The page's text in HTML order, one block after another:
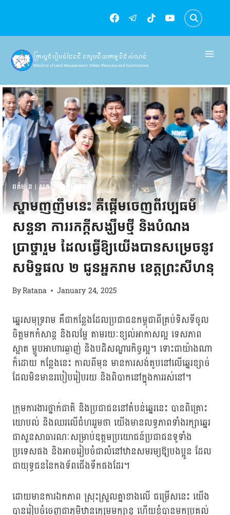
content
ក្រសួងរៀបចំដែនដី នគរូបនីយកម្ម និងសំណង់
Ministry of Land Management, Urban Planning and Construction
ពត៌មាន|សកម្មភាពថ្នាក់ដឹកនាំ
ស្នាមញញឹមនេះ គឺផ្តើមចេញពីវប្បធម៌
សន្ទនា ការរកក្តីសង្ឃឹមថ្មី និងបំណង
ប្រាថ្នារួម ដែលធ្វើឱ្យយើងបានសម្រេចនូវ
សមិទ្ធផល ២ ជូនអ្នករាម ខេត្តព្រះសីហនុ
ByRatana January 24, 2025
ឆ្នេរសមុទ្ររាម គឺជាកន្លែងដែលប្រជាជនកម្ពុជាពីគ្រប់ទិសទីចូល
ចិត្តមកកំសាន្ត និងលម្ហែ តាមរយៈខ្យល់អាកាសល្អ ទេសភាព
ស្អាត ម្ហូបអាហារឆ្ងាញ់ និងបដិសណ្ឋារកិច្ចល្អ។ ទោះជាយ៉ាងណា
ក៏ដោយ កន្លែងនេះ កាលពីមុន មានការសង់តូបនៅលើឆ្នេរខ្សាច់
ដែលមិនមានរបៀបរៀបរយ និងពិបាកនៅក្នុងការរស់នៅ។
ក្រុមការងារថ្នាក់ជាតិ និងប្រជាជននៅតំបន់ឆ្នេរនេះ បានពិគ្រោះ
យោបល់ និងឈរលើជំហររួមថា យើងមានលទ្ធភាពទាំងរក្សាឆ្នេរ
ជាសួនសាធារណៈសម្រាប់ឧត្តមប្រយោជន៍ប្រជាជនទូទាំង
ប្រទេសផង និងអាចរៀបចំជាលំនៅឋានសមរម្យឱ្យបងប្អូន ដែល
ជាយុទ្ធជននៃកងទ័ពជើងទឹកផងដែរ។
ដោយមានការឯកភាព ស្រុះស្រួលគ្នាខាងលើ ជម្រើសនេះ យើង
បានរៀបចំចេញជាភូមិឋានក្សេមមក្សាន្ត ហើយខ្ញុំបានមកប្រគល់